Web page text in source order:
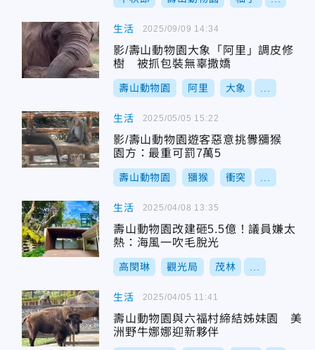
生活
影/壽山動物園大象「阿里」調皮修
樹 被抓包裝無辜撒嬌
壽山動物園 阿里 大象
2025/09/09 14:34
生活
影/壽山動物園遊客惡意挑釁獼猴
園方：最重可罰7萬5
壽山動物園 獼猴 衝突
2025/05/05 15:22
生活
壽山動物園改建砸5.5億！議員嫌太
熱：海風一吹毛脫光
高閔琳 觀光局 茂林
2025/04/08 13:35
生活
壽山動物園與六福村締結姊妹園 美
洲野牛娜娜迎新夥伴
2025/04/05 11:41